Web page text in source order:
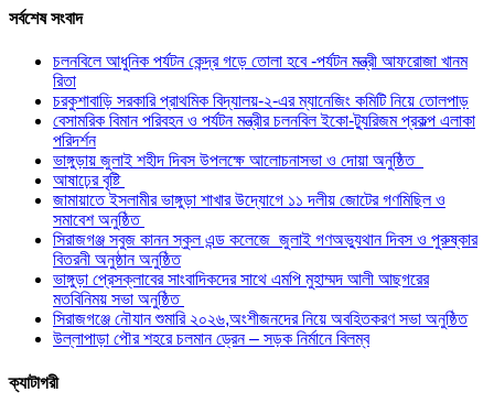
সর্বশেষ সংবাদ
চলনবিলে আধুনিক পর্যটন কেন্দ্র গড়ে তোলা হবে -পর্যটন মন্ত্রী আফরোজা খানম
রিতা
চরকুশাবাড়ি সরকারি প্রাথমিক বিদ্যালয়-২-এর ম্যানেজিং কমিটি নিয়ে তোলপাড়
বেসামরিক বিমান পরিবহন ও পর্যটন মন্ত্রীর চলনবিল ইকো-ট্যুরিজম প্রকল্প এলাকা
পরিদর্শন
ভাঙ্গুড়ায় জুলাই শহীদ দিবস উপলক্ষে আলোচনাসভা ও দোয়া অনুষ্ঠিত
আষাঢ়ের বৃষ্টি
জামায়াতে ইসলামীর ভাঙ্গুড়া শাখার উদ্যোগে ১১ দলীয় জোটের গণমিছিল ও
সমাবেশ অনুষ্ঠিত
সিরাজগঞ্জ সবুজ কানন স্কুল এন্ড কলেজে জুলাই গণঅভ্যুথান দিবস ও পুরুষ্কার
বিতরনী অনুষ্ঠান অনুষ্ঠিত
ভাঙ্গুড়া প্রেসক্লাবের সাংবাদিকদের সাথে এমপি মুহাম্মদ আলী আছগরের
মতবিনিময় সভা অনুষ্ঠিত
সিরাজগঞ্জে নৌযান শুমারি ২০২৬,অংশীজনদের নিয়ে অবহিতকরণ সভা অনুষ্ঠিত
উল্লাপাড়া পৌর শহরে চলমান ড্রেন – সড়ক নির্মানে বিলম্ব
ক্যাটাগরী